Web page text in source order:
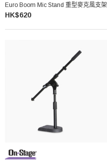
Euro Boom Mic Stand 重型麥克風支架
HK$620